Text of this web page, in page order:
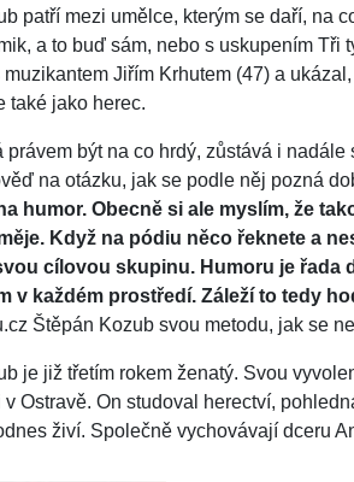
patří mezi umělce, kterým se daří, na
a to buď sám, nebo s uskupením Tři
Jiřím Krhutem (47) a
také jako herec.
právem být na co hrdý, zůstává i
na otázku, jak se podle něj pozná
humor. Obecně si ale myslím, že
Když na pódiu něco řeknete a
cílovou skupinu. Humoru je řada
v každém prostředí. Záleží to tedy
Štěpán Kozub svou metodu, jak se
je již třetím rokem ženatý. Svou
v Ostravě. On studoval herectví,
živí. Společně vychovávají dceru